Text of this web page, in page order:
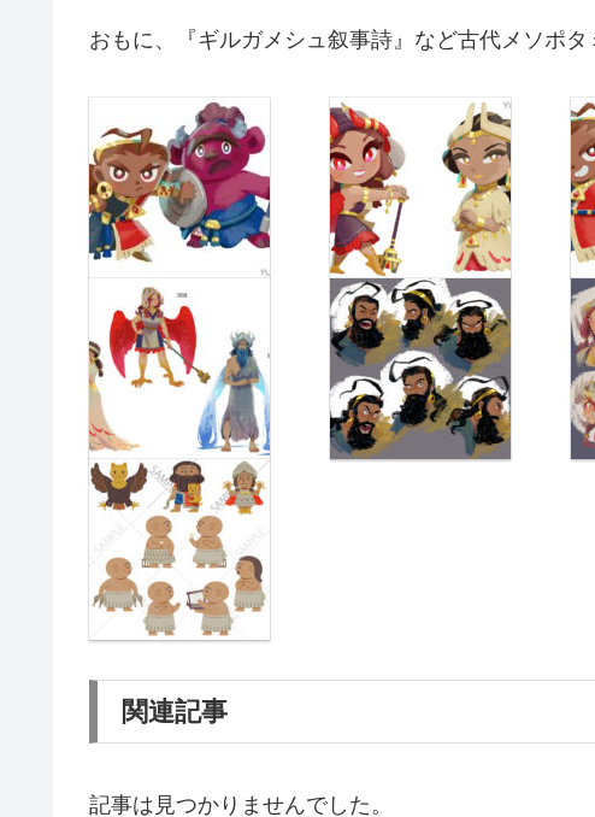
おもに、『ギルガメシュ叙事詩』など古代メソポ
関連記事
記事は見つかりませんでした。